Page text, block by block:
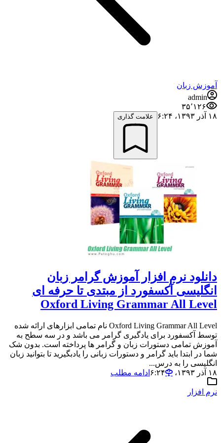
آموزش زبان
admin
۳۵٬۱۲۶
۱۸ آذر ۱۳۹۳،‏ ۶:۲۴
علامت گذاری
دانلود نرم افزار آموزش گرامر زبان
انگلیسی آکسفورد از مبتدی تا حرفه ای
Oxford Living Grammar All Level
Oxford Living Grammar All Level نام تمامی ابزارهای ارائه شده
توسط آکسفورد برای یادگیری گرامر می باشد و در سه سطح به
آموزش تمامی دستورات زبان و گرامر ها پرداخته است. بدون شک
شما در ابتدا باید گرامر و دستورات زبانی را یادبگیرید تا بتوانید زبان
انگلیسی را به درس...
۱۸ آذر ۱۳۹۳،‏ ۶:۲۴
ادامه مطلب
نرم افزار